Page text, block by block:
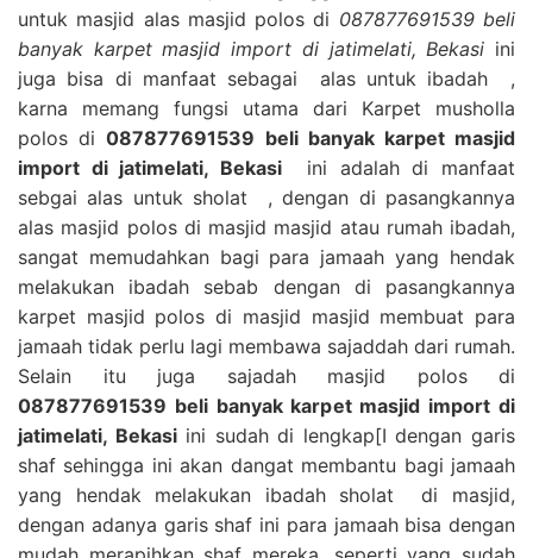
untuk masjid alas masjid polos di 087877691539 beli
banyak karpet masjid import di jatimelati, Bekasi ini
juga bisa di manfaat sebagai alas untuk ibadah ,
karna memang fungsi utama dari Karpet musholla
polos di087877691539 beli banyak karpet masjid
import di jatimelati, Bekasiini adalah di manfaat
sebgai alas untuk sholat , dengan di pasangkannya
alas masjid polos di masjid masjid atau rumah ibadah,
sangat memudahkan bagi para jamaah yang hendak
melakukan ibadah sebab dengan di pasangkannya
karpet masjid polos di masjid masjid membuat para
jamaah tidak perlu lagi membawa sajaddah dari rumah.
Selain itu juga sajadah masjid polos di
087877691539 beli banyak karpet masjid import di
jatimelati, Bekasiini sudah di lengkap[I dengan garis
shaf sehingga ini akan dangat membantu bagi jamaah
yang hendak melakukan ibadah sholat di masjid,
dengan adanya garis shaf ini para jamaah bisa dengan